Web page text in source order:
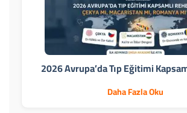
2026 Avrupa’da Tıp Eğitimi
Daha Fazla Oku